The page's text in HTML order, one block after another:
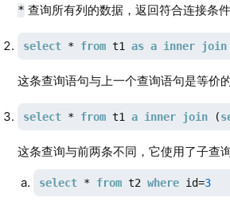
* 查询所有列的数据，返回符合连接条
select * from t1 as a inner join
这条查询语句与上一个查询语句是等价
select * from t1 a inner join (
这条查询与前两条不同，它使用了子查
select * from t2 where id=3